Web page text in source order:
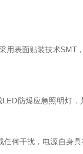
用表面贴装技术SMT
防爆应急照明灯
何干扰，电源自身